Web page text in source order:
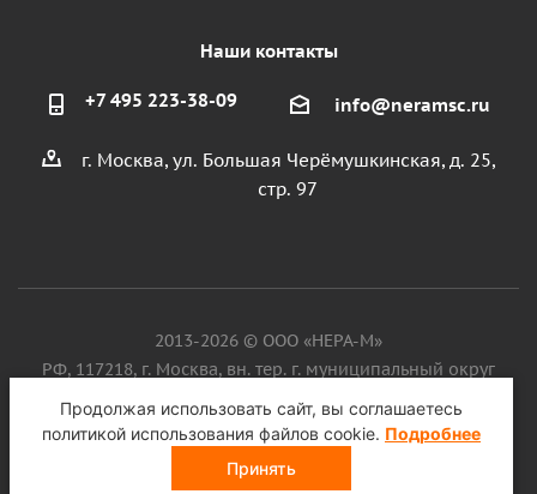
Наши контакты
+7 495 223-38-09 info@neramsc.ru
г. Москва, ул. Большая Черёмушкинская, д. 25,
стр. 97
2013-2026 © ООО «НЕРА-М»
РФ, 117218, г. Москва, вн. тер. г. муниципальный округ
Котловка, ул. Большая Черёмушкинская, д. 25, стр. 97, ИНН
9718086924, ОГРН 1187746099750
Продолжая использовать сайт, вы соглашаетесь
политикой использования файлов cookie. Подробнее
Принять